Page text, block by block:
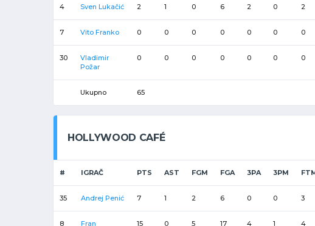
4 Sven Lukačić 2 1 0 6 2 0 2
7 Vito Franko 0 0 0 0 0 0 0
30
Vladimir
Požar
0 0 0 0 0 0 0
Ukupno 65
HOLLYWOOD CAFÉ
# IGRAČ PTS AST FGM FGA 3PA 3PM
35 Andrej Penić 7 1 2 6 0 0 3
8
Fran
15 0 5 17 4 1 4